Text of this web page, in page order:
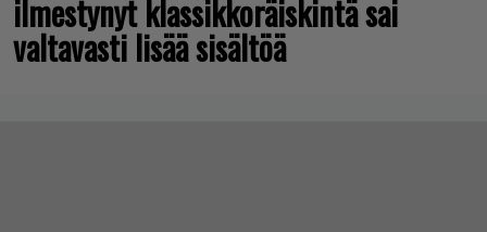
ilmestynyt klassikkoräiskintä sai
valtavasti lisää sisältöä